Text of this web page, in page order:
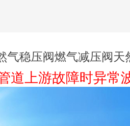
气稳压阀燃气减压阀天
道上游故障时异常